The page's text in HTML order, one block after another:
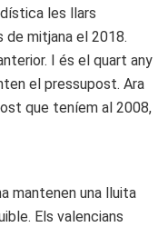
les llars
de mitjana el 2018.
I és el quart any
el pressupost. Ara
que teníem al 2008,
mantenen una lluita
Els valencians